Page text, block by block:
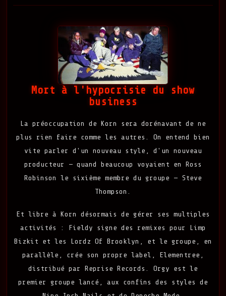
Mort à l'hypocrisie du show
business
La préoccupation de Korn sera dorénavant de ne
plus rien faire comme les autres. On entend bien
vite parler d'un nouveau style, d'un nouveau
producteur — quand beaucoup voyaient en Ross
Robinson le sixième membre du groupe — Steve
Thompson.
Et libre à Korn désormais de gérer ses multiples
activités : Fieldy signe des remixes pour Limp
Bizkit et les Lordz Of Brooklyn, et le groupe, en
parallèle, crée son propre label, Elementree,
distribué par Reprise Records. Orgy est le
premier groupe lancé, aux confins des styles de